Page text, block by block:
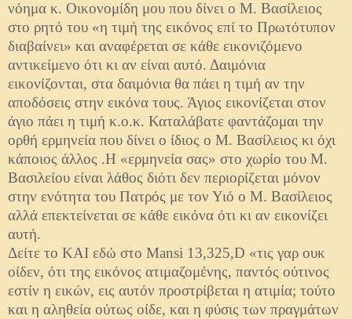
νόημα κ. Οικονομίδη μου που δίνει ο Μ. Βασίλειος
στο ρητό του «η τιμή της εικόνος επί το Πρωτότυπον
διαβαίνει» και αναφέρεται σε κάθε εικονιζόμενο
αντικείμενο ότι κι αν είναι αυτό. Δαιμόνια
εικονίζονται, στα δαιμόνια θα πάει η τιμή αν την
αποδόσεις στην εικόνα τους. Άγιος εικονίζεται στον
άγιο πάει η τιμή κ.ο.κ. Καταλάβατε φαντάζομαι την
ορθή ερμηνεία που δίνει ο ίδιος ο Μ. Βασίλειος κι όχι
κάποιος άλλος .Η «ερμηνεία σας» στο χωρίο του Μ.
Βασιλείου είναι λάθος διότι δεν περιορίζεται μόνον
στην ενότητα του Πατρός με τον Υιό ο Μ. Βασίλειος
αλλά επεκτείνεται σε κάθε εικόνα ότι κι αν εικονίζει
αυτή.
Δείτε το ΚΑΙ εδώ στο Mansi 13,325,D «τις γαρ ουκ
οίδεν, ότι της εικόνος ατιμαζομένης, παντός ούτινος
εστίν η εικών, εις αυτόν προστρίβεται η ατιμία; τούτο
και η αληθεία ούτως οίδε, και η φύσις των πραγμάτων